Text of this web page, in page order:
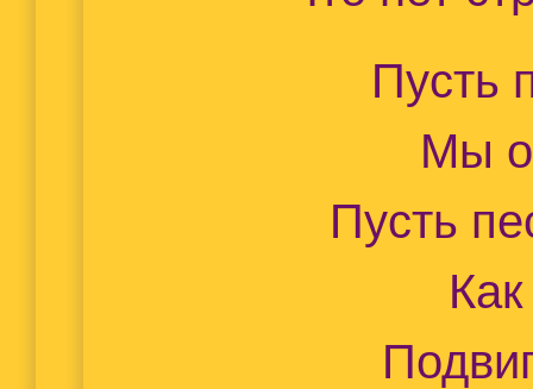
Пусть
Мы о
Пусть